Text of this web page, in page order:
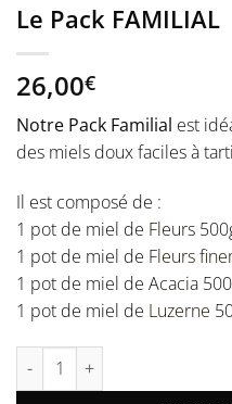
Le Pack FAMILIAL
26,00€
Notre Pack Familial est
des miels doux faciles à
Il est composé de :
1 pot de miel de Fleurs
1 pot de miel de Fleurs
1 pot de miel de Acacia
1 pot de miel de Luzerne
quantité de Le Pack FAMILIAL